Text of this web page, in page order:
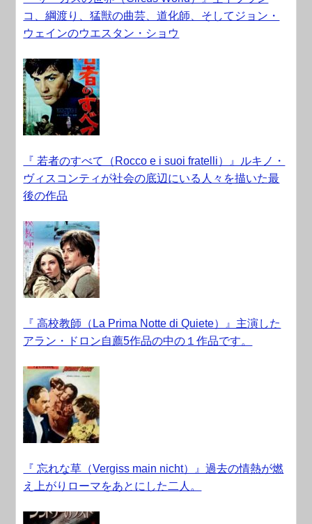
コ、綱渡り、猛獣の曲芸、道化師、そしてジョン・
ウェインのウエスタン・ショウ
『 若者のすべて（Rocco e i suoi fratelli）』ルキノ・
ヴィスコンティが社会の底辺にいる人々を描いた最
後の作品
『 高校教師（La Prima Notte di Quiete）』主演した
アラン・ドロン自薦5作品の中の１作品です。
『 忘れな草（Vergiss main nicht）』過去の情熱が燃
え上がりローマをあとにした二人。